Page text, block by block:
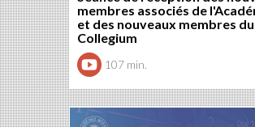
membres associés de
et des nouveaux membres du
Collegium
107 min.